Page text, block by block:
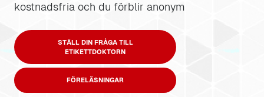
kostnadsfria och du förblir anonym
STÄLL DIN FRÅGA TILL
ETIKETTDOKTORN
FÖRELÄSNINGAR